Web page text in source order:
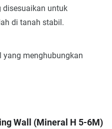
disesuaikan untuk
di tanah stabil.
menghubungkan
Wall (Mineral H 5-6M)